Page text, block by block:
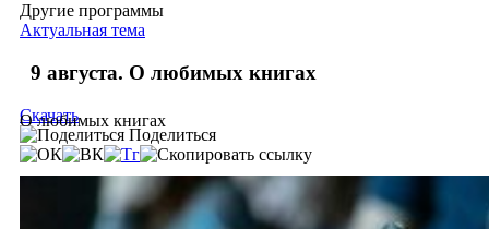
Другие программы
Актуальная тема
9 августа. О любимых книгах
О любимых книгах
Скачать
Поделиться